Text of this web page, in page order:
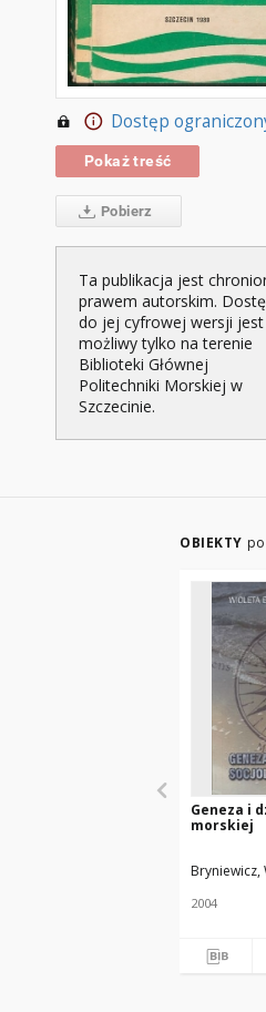
Dostęp
Pokaż treść
Pobierz
Ta publikacja jest
prawem autorskim.
do jej cyfrowej wersji jest
możliwy tylko na terenie
Biblioteki Głównej
Politechniki Morskiej w
Szczecinie.
OBIEKTY
Geneza i
morskiej
Bryniewicz,
2004